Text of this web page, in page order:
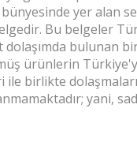
yer alan
Bu belgeler
bulunan
ürünlerin
birlikte
yani,